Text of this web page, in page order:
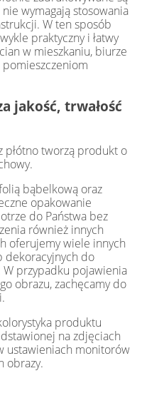
wymagają stosowania
W ten sposób
praktyczny i łatwy
w mieszkaniu, biurze
pomieszczeniom
jakość, trwałość
płótno tworzą produkt o
bąbelkową oraz
opakowanie
do Państwa bez
również innych
oferujemy wiele innych
dekoracyjnych do
W przypadku pojawienia
obrazu, zachęcamy do
produktu
na zdjęciach
ustawieniach monitorów
obrazy.